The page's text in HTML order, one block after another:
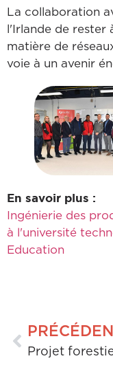
La collaboration
l'Irlande de rester
matière de
voie à un avenir
En savoir plus :
Ingénierie des
à l'université
Education